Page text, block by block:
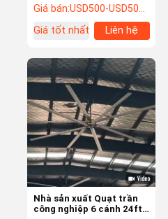
Về Chúng Tôi Liên Hệ Với
Chúng Tôi
Giá bán:USD500-USD5000/SET
Giá tốt nhất
Liên hệ
Nhà sản xuất Quạt trần
công nghiệp 6 cánh 24ft